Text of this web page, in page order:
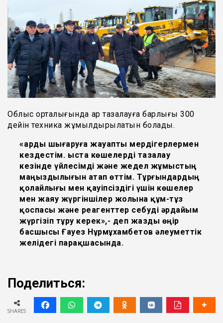
Облыс орталығында қар тазалауға барлығы 300
дейін техника жұмылдырылатын болады.
«Қарды шығаруға жауапты мердігерлермен
кездестім. Қыста көшелерді тазалау
кезінде үйлесімді және жедел жұмыстың
маңыздылығын атап өттім. Тұрғындардың
қолайлығы мен қауіпсіздігі үшін көшелер
мен жаяу жүргіншілер жолына құм-тұз
қоспасы және реагенттер себуді әрдайым
жүргізіп тұру керек»,- деп жазды өңір
басшысы Ғауез Нұрмұхамбетов әлеуметтік
желідегі парақшасында.
Поделиться:
SHARES